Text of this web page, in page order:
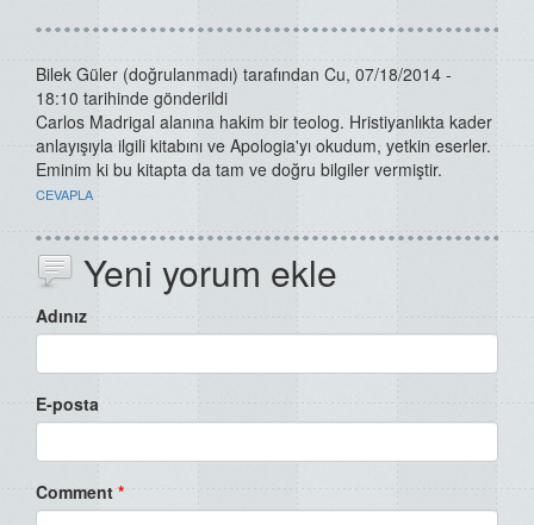
Bilek Güler (doğrulanmadı) tarafından Cu, 07/18/2014 -
18:10 tarihinde gönderildi
Carlos Madrigal alanına hakim bir teolog. Hristiyanlıkta kader
anlayışıyla ilgili kitabını ve Apologia'yı okudum, yetkin eserler.
Eminim ki bu kitapta da tam ve doğru bilgiler vermiştir.
CEVAPLA
Yeni yorum ekle
Adınız
E-posta
Comment *